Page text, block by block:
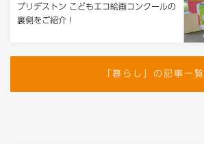
ブリヂストン こどもエコ絵画コンクールの
裏側をご紹介！
「暮らし」の記事一覧